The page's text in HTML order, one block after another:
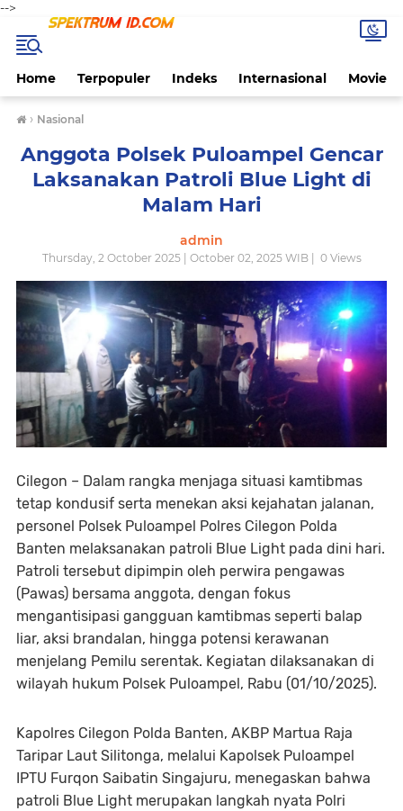
-->
Home Terpopuler Indeks Internasional Movie
› Nasional
Anggota Polsek Puloampel Gencar
Laksanakan Patroli Blue Light di
Malam Hari
admin
Thursday, 2 October 2025 | October 02, 2025 WIB | 0Views
Cilegon – Dalam rangka menjaga situasi kamtibmas
tetap kondusif serta menekan aksi kejahatan jalanan,
personel Polsek Puloampel Polres Cilegon Polda
Banten melaksanakan patroli Blue Light pada dini hari.
Patroli tersebut dipimpin oleh perwira pengawas
(Pawas) bersama anggota, dengan fokus
mengantisipasi gangguan kamtibmas seperti balap
liar, aksi brandalan, hingga potensi kerawanan
menjelang Pemilu serentak. Kegiatan dilaksanakan di
wilayah hukum Polsek Puloampel, Rabu (01/10/2025).
Kapolres Cilegon Polda Banten, AKBP Martua Raja
Taripar Laut Silitonga, melalui Kapolsek Puloampel
IPTU Furqon Saibatin Singajuru, menegaskan bahwa
patroli Blue Light merupakan langkah nyata Polri